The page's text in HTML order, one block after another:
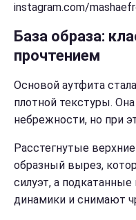
instagram.com/
База образа:
прочтением
Основой аутфита
плотной текстуры.
небрежности, но при
Расстегнутые
образный вырез,
силуэт, а
динамики и снимают